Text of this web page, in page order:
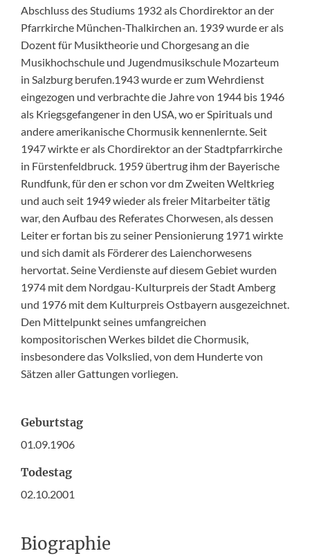
Abschluss des Studiums 1932 als Chordirektor an der
Pfarrkirche München-Thalkirchen an. 1939 wurde er als
Dozent für Musiktheorie und Chorgesang an die
Musikhochschule und Jugendmusikschule Mozarteum
in Salzburg berufen.1943 wurde er zum Wehrdienst
eingezogen und verbrachte die Jahre von 1944 bis 1946
als Kriegsgefangener in den USA, wo er Spirituals und
andere amerikanische Chormusik kennenlernte. Seit
1947 wirkte er als Chordirektor an der Stadtpfarrkirche
in Fürstenfeldbruck. 1959 übertrug ihm der Bayerische
Rundfunk, für den er schon vor dm Zweiten Weltkrieg
und auch seit 1949 wieder als freier Mitarbeiter tätig
war, den Aufbau des Referates Chorwesen, als dessen
Leiter er fortan bis zu seiner Pensionierung 1971 wirkte
und sich damit als Förderer des Laienchorwesens
hervortat. Seine Verdienste auf diesem Gebiet wurden
1974 mit dem Nordgau-Kulturpreis der Stadt Amberg
und 1976 mit dem Kulturpreis Ostbayern ausgezeichnet.
Den Mittelpunkt seines umfangreichen
kompositorischen Werkes bildet die Chormusik,
insbesondere das Volkslied, von dem Hunderte von
Sätzen aller Gattungen vorliegen.
Geburtstag
01.09.1906
Todestag
02.10.2001
Biographie